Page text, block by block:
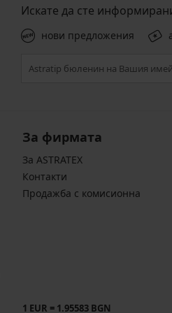
Искате да сте
нови предложения
За фирмата
За ASTRATEX
Контакти
Продажба с комисионна
1 EUR = 1.95583 BGN